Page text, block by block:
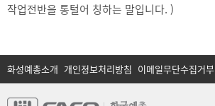
작업전반을 통털어 칭하는 말입니다. )
화성예총소개 개인정보처리방침 이메일무단수집거부